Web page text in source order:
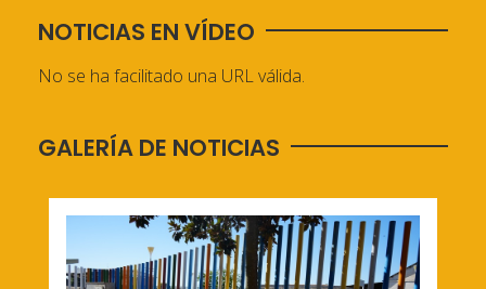
NOTICIAS EN VÍDEO
No se ha facilitado una URL válida.
GALERÍA DE NOTICIAS